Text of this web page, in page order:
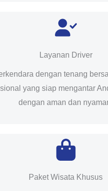
Layanan Driver
dengan tenang
yang siap mengantar
dengan aman dan
Paket Wisata Khusus